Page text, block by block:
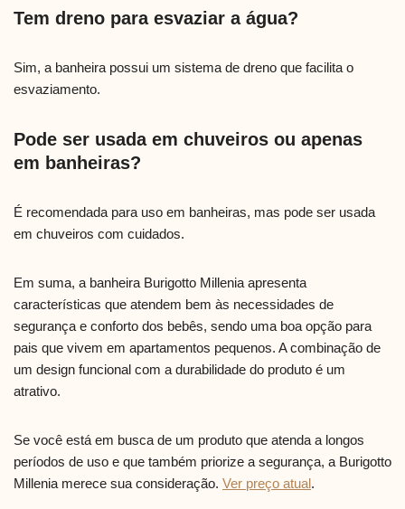
Tem dreno para esvaziar a água?
Sim, a banheira possui um sistema de dreno que facilita o
esvaziamento.
Pode ser usada em chuveiros ou apenas
em banheiras?
É recomendada para uso em banheiras, mas pode ser usada
em chuveiros com cuidados.
Em suma, a banheira Burigotto Millenia apresenta
características que atendem bem às necessidades de
segurança e conforto dos bebês, sendo uma boa opção para
pais que vivem em apartamentos pequenos. A combinação de
um design funcional com a durabilidade do produto é um
atrativo.
Se você está em busca de um produto que atenda a longos
períodos de uso e que também priorize a segurança, a Burigotto
Millenia merece sua consideração. Ver preço atual.